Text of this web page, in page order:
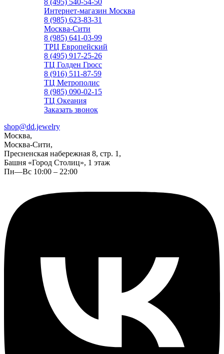
8 (495) 540-54-50
Интернет-магазин Москва
8 (985) 623-83-31
Москва-Сити
8 (985) 641-03-99
ТРЦ Европейский
8 (495) 917-25-26
ТЦ Голден Гросс
8 (916) 511-87-59
ТЦ Метрополис
8 (985) 090-02-15
ТЦ Океания
Заказать звонок
shop@dd.jewelry
Москва,
Москва-Сити,
Пресненская набережная 8, стр. 1,
Башня «Город Столиц», 1 этаж
Пн—Вс 10:00 – 22:00